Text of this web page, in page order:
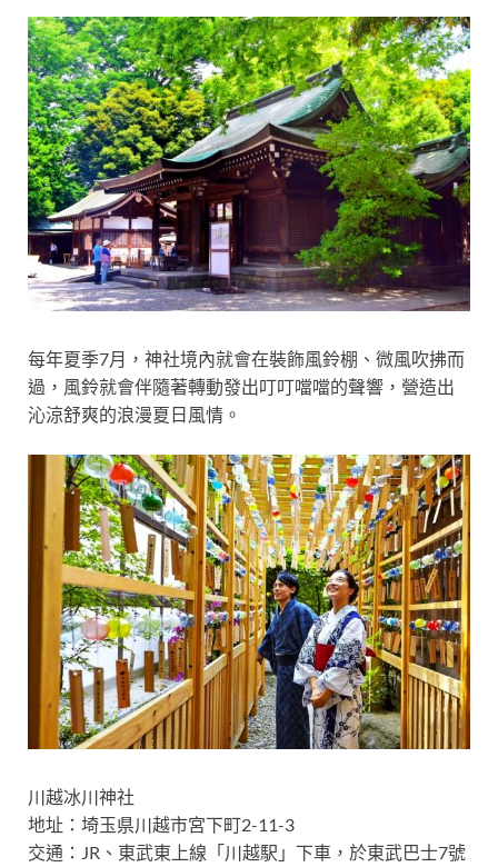
每年夏季7月 ，神社境內就會在裝飾風鈴棚、 微風吹拂而
過 ，風鈴就會伴隨著轉動發出叮叮噹噹的聲響，營造出
沁涼舒爽的浪漫夏日風情。
川越冰川神社
地址：埼玉県川越市宮下町2-11-3
交通：JR、東武東上線「川越駅」下車，於東武巴士7號